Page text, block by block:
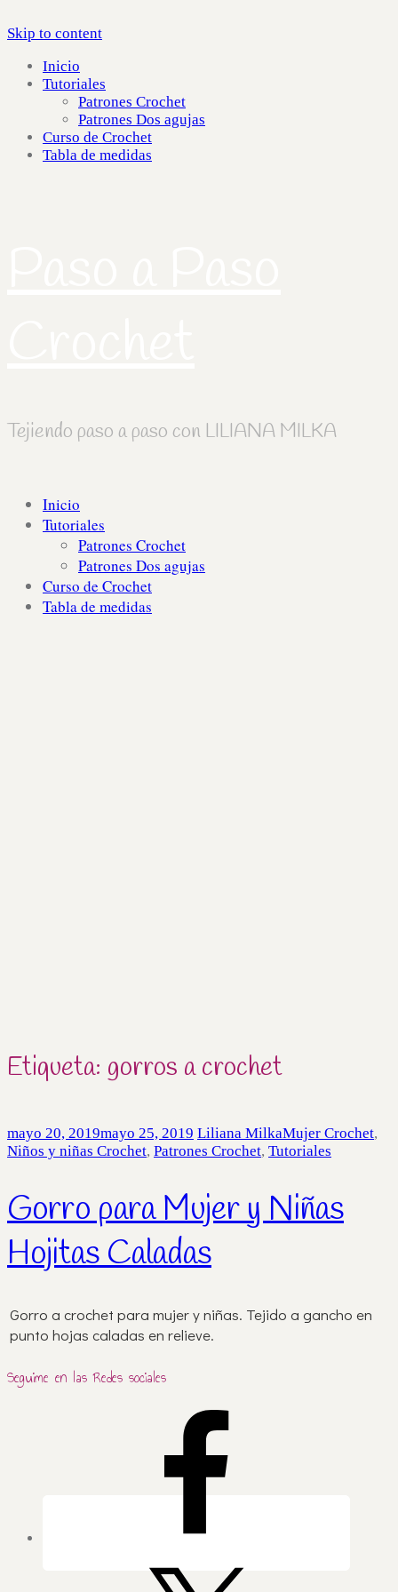
Skip to content
Inicio
Tutoriales
Patrones Crochet
Patrones Dos agujas
Curso de Crochet
Tabla de medidas
Tejiendo paso a paso con LILIANA MILKA
Inicio
Tutoriales
Patrones Crochet
Patrones Dos agujas
Curso de Crochet
Tabla de medidas
Etiqueta: gorros a crochet
mayo 20, 2019mayo 25, 2019 Liliana MilkaMujer Crochet,
Niños y niñas Crochet, Patrones Crochet, Tutoriales
Gorro para Mujer y Niñas
Hojitas Caladas
Gorro a crochet para mujer y niñas. Tejido a gancho en
punto hojas caladas en relieve.
Seguime en las Redes sociales